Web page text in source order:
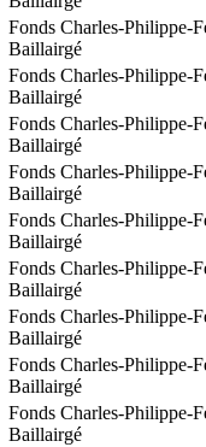
Fonds Charles-Philippe-
Baillairgé
Fonds Charles-Philippe-
Baillairgé
Fonds Charles-Philippe-
Baillairgé
Fonds Charles-Philippe-
Baillairgé
Fonds Charles-Philippe-
Baillairgé
Fonds Charles-Philippe-
Baillairgé
Fonds Charles-Philippe-
Baillairgé
Fonds Charles-Philippe-
Baillairgé
Fonds Charles-Philippe-
Baillairgé